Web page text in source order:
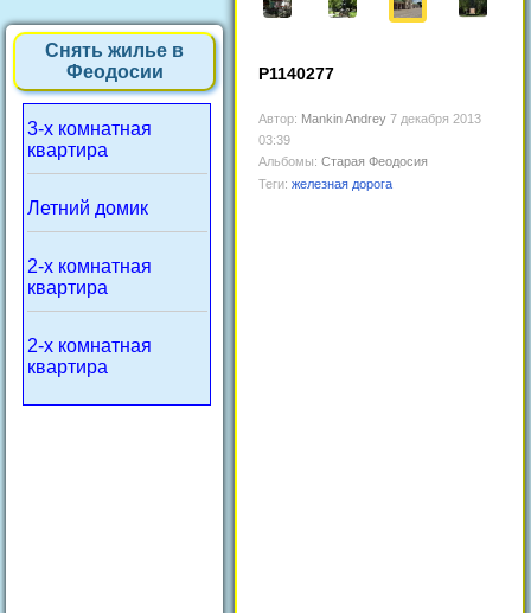
Снять жилье в
Феодосии
3-х комнатная
квартира
Летний домик
2-х комнатная
квартира
2-х комнатная
квартира
P1140277
Автор: Mankin Andrey 7 декабря 2013
03:39
Альбомы: Старая Феодосия
Теги: железная дорога